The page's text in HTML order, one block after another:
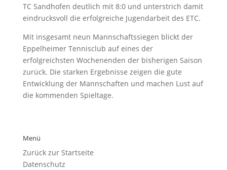
TC Sandhofen deutlich mit 8:0 und unterstrich damit
eindrucksvoll die erfolgreiche Jugendarbeit des ETC.
Mit insgesamt neun Mannschaftssiegen blickt der
Eppelheimer Tennisclub auf eines der
erfolgreichsten Wochenenden der bisherigen Saison
zurück. Die starken Ergebnisse zeigen die gute
Entwicklung der Mannschaften und machen Lust auf
die kommenden Spieltage.
Menü
Zurück zur Startseite
Datenschutz